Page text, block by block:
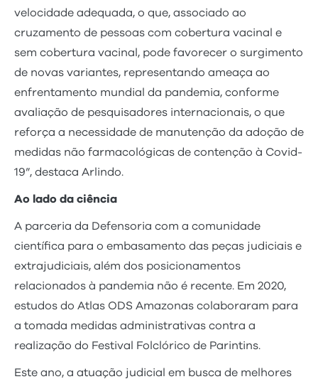
velocidade adequada, o que, associado ao
cruzamento de pessoas com cobertura vacinal e
sem cobertura vacinal, pode favorecer o surgimento
de novas variantes, representando ameaça ao
enfrentamento mundial da pandemia, conforme
avaliação de pesquisadores internacionais, o que
reforça a necessidade de manutenção da adoção de
medidas não farmacológicas de contenção à Covid-
19”, destaca Arlindo.
Ao lado da ciência
A parceria da Defensoria com a comunidade
científica para o embasamento das peças judiciais e
extrajudiciais, além dos posicionamentos
relacionados à pandemia não é recente. Em 2020,
estudos do Atlas ODS Amazonas colaboraram para
a tomada medidas administrativas contra a
realização do Festival Folclórico de Parintins.
Este ano, a atuação judicial em busca de melhores